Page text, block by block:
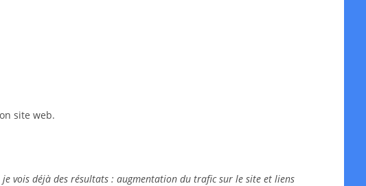
site web.
je vois déjà des résultats : augmentation du trafic sur le site et liens